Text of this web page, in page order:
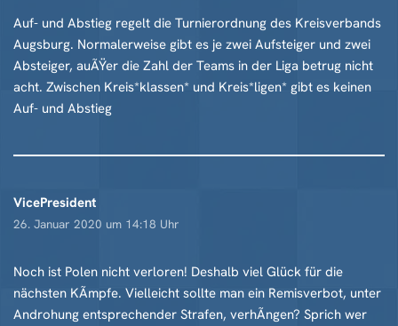
Auf- und Abstieg regelt die Turnierordnung des Kreisverbands
Augsburg. Normalerweise gibt es je zwei Aufsteiger und zwei
Absteiger, auÃŸer die Zahl der Teams in der Liga betrug nicht
acht. Zwischen Kreis*klassen* und Kreis*ligen* gibt es keinen
Auf- und Abstieg
VicePresident
26. Januar 2020 um 14:18 Uhr
Noch ist Polen nicht verloren! Deshalb viel Glück für die
nächsten KÃmpfe. Vielleicht sollte man ein Remisverbot, unter
Androhung entsprechender Strafen, verhÃngen? Sprich wer